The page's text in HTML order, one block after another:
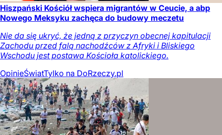
Hiszpański Kościół wspiera migrantów w Ceucie, a abp
Nowego Meksyku zachęca do budowy meczetu
Nie da się ukryć, że jedną z przyczyn obecnej kapitulacji
Zachodu przed falą nachodźców z Afryki i Bliskiego
Wschodu jest postawa Kościoła katolickiego.
OpinieŚwiatTylko na DoRzeczy.pl